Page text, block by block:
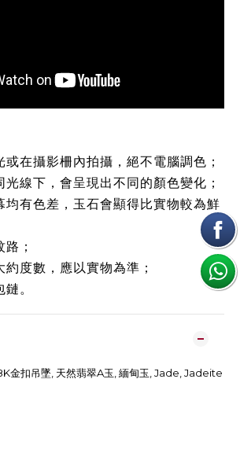
在攝影柵內拍攝，絕不電腦調色；
線下，會呈現出不同的顏色變化；
均有色差，玉石會顯得比實物較為鮮
；
度數，應以實物為準；
。